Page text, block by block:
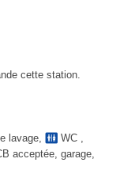
cette station.
lavage, WC ,
acceptée, garage,